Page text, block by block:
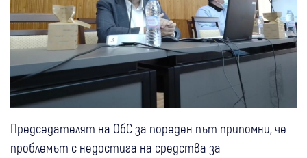
Председателят на ОбС за пореден път припомни, че
проблемът с недостига на средства за